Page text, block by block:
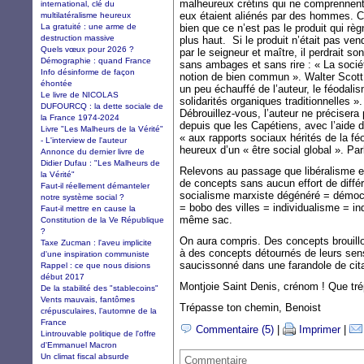
malheureux crétins qui ne
eux étaient aliénés par des hommes.
bien que ce n’est pas le produit qui
plus haut. Si le produit n’était pas
par le seigneur et maître, il perdrait
sans ambages et sans rire : « La
notion de bien commun ». Walter
un peu échauffé de l’auteur, le
solidarités organiques traditionnelles
Débrouillez-vous, l’auteur ne
depuis que les Capétiens, avec l’aide
« aux rapports sociaux hérités de la
heureux d’un « être social global ».
Relevons au passage que libéralisme
de concepts sans aucun effort de
socialisme marxiste dégénéré =
= bobo des villes = individualisme =
même sac.
On aura compris. Des concepts
à des concepts détournés de leurs
saucissonné dans une farandole de
Montjoie Saint Denis, crénom ! Que
Trépasse ton chemin, Benoist
Commentaire (5)
Imprimer|
Commentaire
international, clé du
multilatéralisme heureux
La gratuité : une arme de
destruction massive
Quels vœux pour 2026 ?
Démographie : quand France
Info désinforme de façon
éhontée
Le livre de NICOLAS
DUFOURCQ : la dette sociale de
la France 1974-2024
Livre "Les Malheurs de la Vérité"
- L'interview de l'auteur
Annonce du dernier livre de
Didier Dufau : "Les Malheurs de
la Vérité"
Faut-il réellement démanteler
notre système social ?
Faut-il mettre en cause la
Constitution de la Ve République
?
Taxe Zucman : l'aveu implicite
d'une inspiration communiste
Rappel : ce que nous disions
début 2017
De la stabilité des "stablecoins"
Vents mauvais, fantômes
crépusculaires, l’automne de la
France
Lintrouvable politique de l'offre
d'Emmanuel Macron
Un climat fiscal absurde